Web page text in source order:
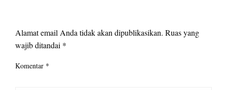
Alamat email Anda tidak akan dipublikasikan. Ruas yang
wajib ditandai *
Komentar *